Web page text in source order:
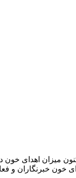
خون در استان نسبت
خبرنگاران و